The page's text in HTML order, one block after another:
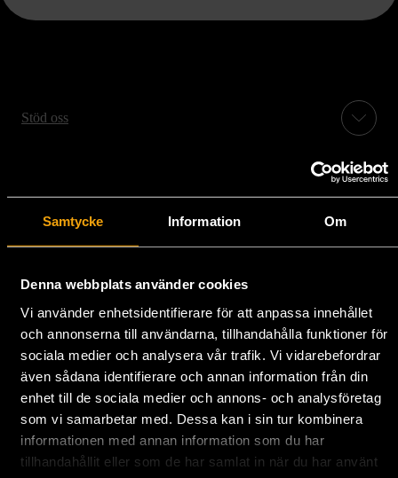
Samtycke Information Om
Denna webbplats använder cookies
Vi använder enhetsidentifierare för att anpassa innehållet
och annonserna till användarna, tillhandahålla funktioner för
sociala medier och analysera vår trafik. Vi vidarebefordrar
även sådana identifierare och annan information från din
enhet till de sociala medier och annons- och analysföretag
som vi samarbetar med. Dessa kan i sin tur kombinera
informationen med annan information som du har
tillhandahållit eller som de har samlat in när du har använt
Stöd oss
Handla second hand online
Aktuellt
Stockholms Stadsmission
Huvudkontor:
Hesselmans Torg 14
131 54 Nacka